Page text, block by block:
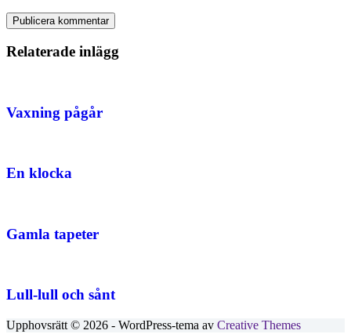
Publicera kommentar
Relaterade inlägg
Vaxning pågår
En klocka
Gamla tapeter
Lull-lull och sånt
Upphovsrätt © 2026 - WordPress-tema av Creative Themes